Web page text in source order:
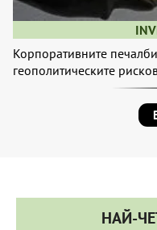
Корпоративните
геополитическите
НАЙ-